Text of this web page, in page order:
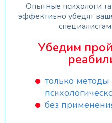
Опытные психологи
эффективно убедят
Убедим
только методы
без